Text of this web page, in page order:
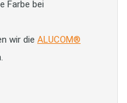
Farbe bei
wir die ALUCOM®